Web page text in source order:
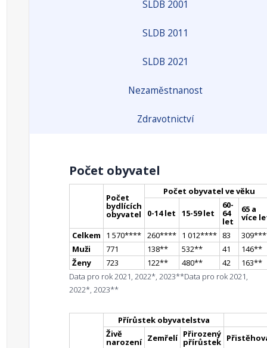
SLDB 2001
SLDB 2011
SLDB 2021
Nezaměstnanost
Zdravotnictví
Počet obyvatel
Počet
bydlících
obyvatel
Počet obyvatel ve věku
0-14 let 15-59 let
60-
64
let
65 a
více
Celkem
1 570**** 260**** 1 012**** 83 309**
Muži
771 138** 532** 41 146**
Ženy
723 122** 480** 42 163**
Data pro rok 2021, 2022*, 2023**Data pro rok 2021,
2022*, 2023**
Přírůstek obyvatelstva
Živě
narození Zemřelí Přirozený
přírůstek